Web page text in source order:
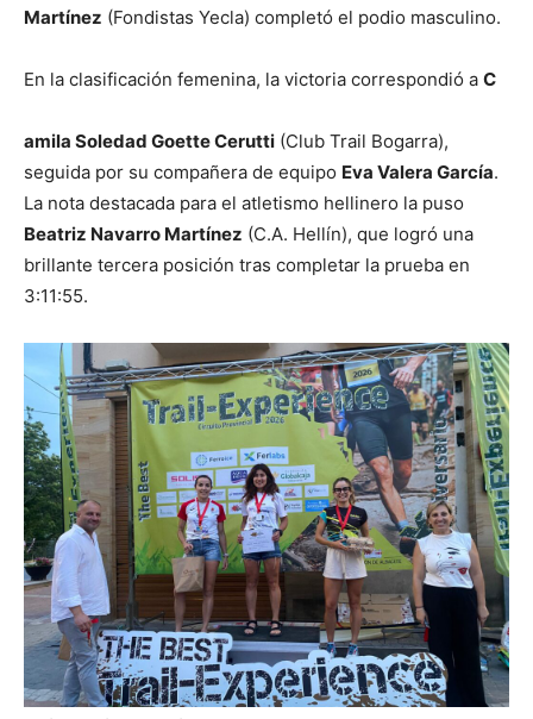
Martínez (Fondistas Yecla) completó el podio masculino.
En la clasificación femenina, la victoria correspondió a C
amila Soledad Goette Cerutti (Club Trail Bogarra),
seguida por su compañera de equipo Eva Valera García.
La nota destacada para el atletismo hellinero la puso
Beatriz Navarro Martínez (C.A. Hellín), que logró una
brillante tercera posición tras completar la prueba en
3:11:55.